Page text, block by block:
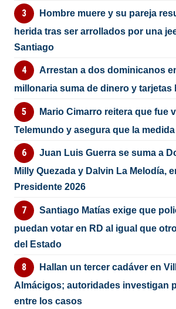
Hombre muere y su pareja
herida tras ser arrollados por una
Santiago
Arrestan a dos dominicanos
millonaria suma de dinero y tarjetas
Mario Cimarro reitera que fue
Telemundo y asegura que la medida
Juan Luis Guerra se suma a
Milly Quezada y Dalvin La Melodía,
Presidente 2026
Santiago Matías exige que
puedan votar en RD al igual que
del Estado
Hallan un tercer cadáver en
Almácigos; autoridades investigan
entre los casos